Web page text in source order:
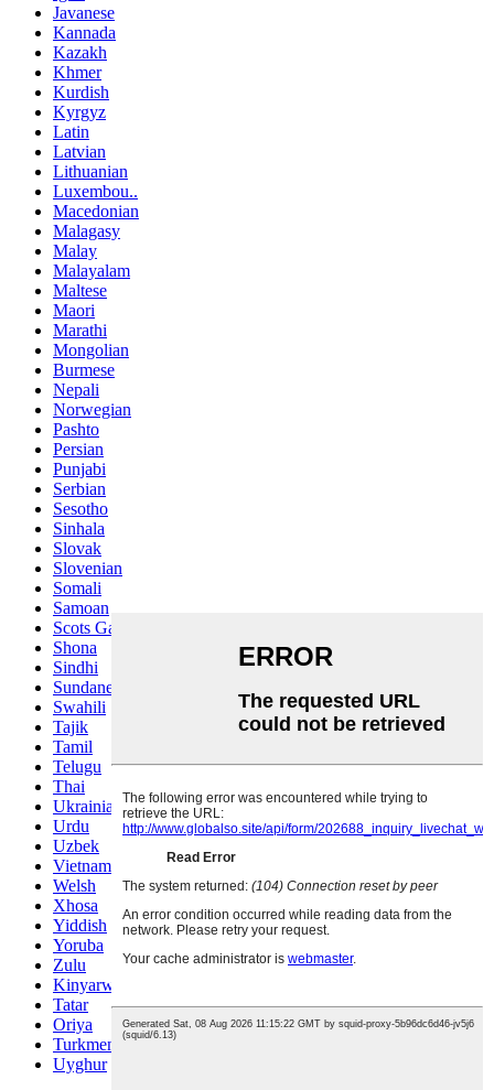
Javanese
Kannada
Kazakh
Khmer
Kurdish
Kyrgyz
Latin
Latvian
Lithuanian
Luxembou..
Macedonian
Malagasy
Malay
Malayalam
Maltese
Maori
Marathi
Mongolian
Burmese
Nepali
Norwegian
Pashto
Persian
Punjabi
Serbian
Sesotho
Sinhala
Slovak
Slovenian
Somali
Samoan
Scots Gaelic
Shona
Sindhi
Sundanese
Swahili
Tajik
Tamil
Telugu
Thai
Ukrainian
Urdu
Uzbek
Vietnamese
Welsh
Xhosa
Yiddish
Yoruba
Zulu
Kinyarwanda
Tatar
Oriya
Turkmen
Uyghur